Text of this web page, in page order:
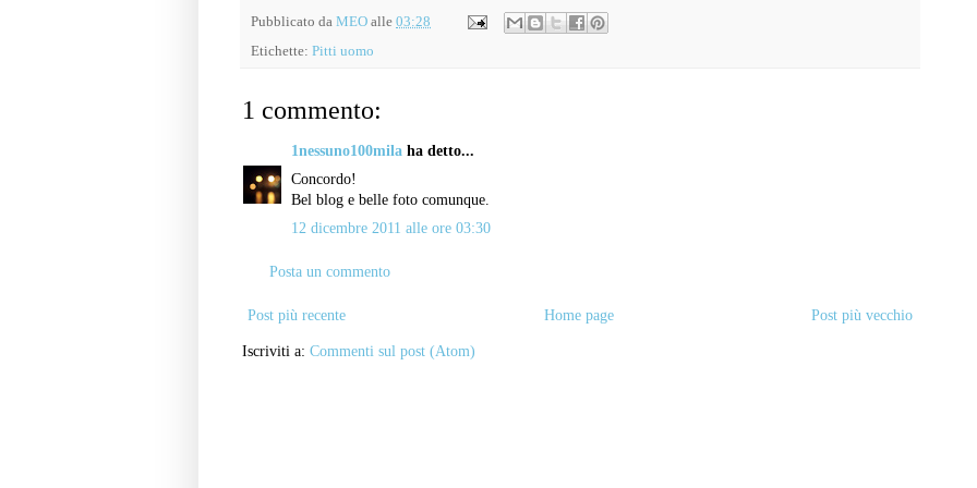
Pubblicato da MEO alle 03:28
Etichette: Pitti uomo
1 commento:
1nessuno100mila ha detto...
Concordo!
Bel blog e belle foto comunque.
12 dicembre 2011 alle ore 03:30
Posta un commento
Post più recente Post più vecchio
Home page
Iscriviti a: Commenti sul post (Atom)